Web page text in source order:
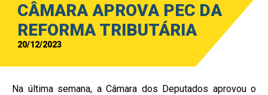
CÂMARA APROVA PEC DA
REFORMA TRIBUTÁRIA
20/12/2023
Na última semana, a Câmara dos Deputados aprovou o